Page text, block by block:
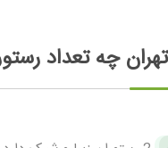
چه تعداد